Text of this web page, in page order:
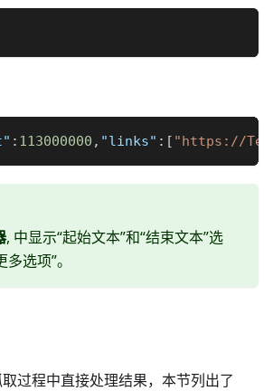
: 113000000 , "links" : [ "https://
, 中显示“起始文本”和“结束文本”选
选项”。
过程中直接处理结果，本节列出了